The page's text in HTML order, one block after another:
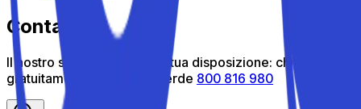
Contattaci
Il nostro servizio clienti è a tua disposizione: chiamaci
gratuitamente al numero verde 800 816 980